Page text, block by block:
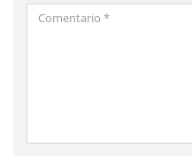
Comentario